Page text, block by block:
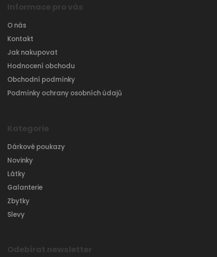
Informace pro vás
O nás
Kontakt
Jak nakupovat
Hodnocení obchodu
Obchodní podmínky
Podmínky ochrany osobních údajů
Kategorie
Dárkové poukazy
Novinky
Látky
Galanterie
Zbytky
Slevy
Odebírat newsletter